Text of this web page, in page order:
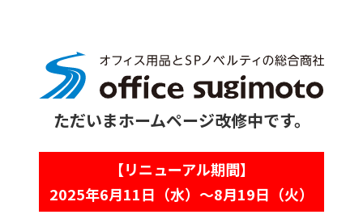
ただいまホームページ改修中です。
【リニューアル期間】
2025年6月11日（水）〜8月19日（火）